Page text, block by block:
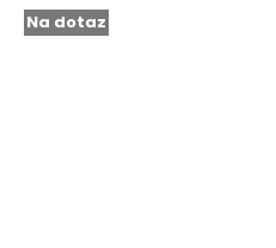
Na dotaz